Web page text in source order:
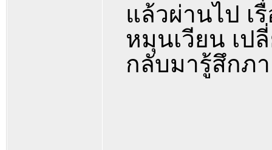
แล้วผ่านไป เ
หมุนเวียน เป
กลับมารู้สึกภ